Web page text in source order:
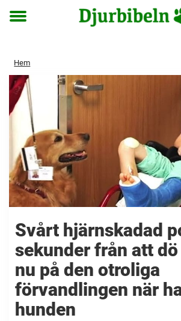
Toggle
Hem
Svårt hjärnskadad
sekunder från att
nu på den otroliga
förvandlingen när
hunden